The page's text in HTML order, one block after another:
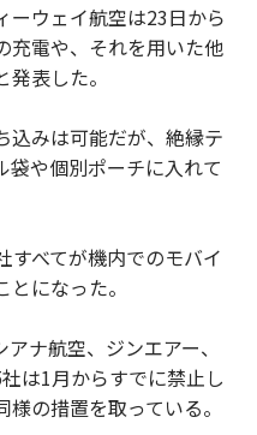
ーウェイ航空は23日から
充電や、それを用いた他
表した。
込みは可能だが、絶縁テ
袋や個別ポーチに入れて
すべてが機内でのモバイ
になった。
ナ航空、ジンエアー、
は1月からすでに禁止し
の措置を取っている。